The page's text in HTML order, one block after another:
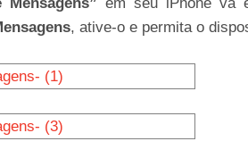
, ative-o e permita o